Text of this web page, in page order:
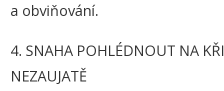
a obviňování.
4. SNAHA POHLÉDNOUT NA
NEZAUJATĚ